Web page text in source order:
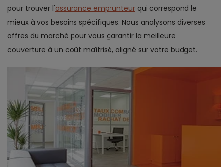
pour trouver l'assurance emprunteur qui correspond le
mieux à vos besoins spécifiques. Nous analysons diverses
offres du marché pour vous garantir la meilleure
couverture à un coût maîtrisé, aligné sur votre budget.